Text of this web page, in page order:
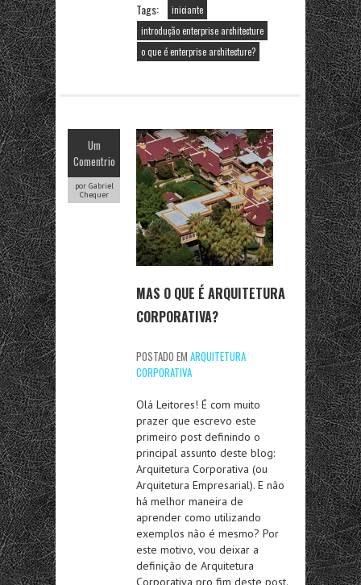
Tags:
iniciante
introdução enterprise architecture
o que é enterprise architecture?
Um
Comentrio
por Gabriel
Chequer
MAS O QUE É ARQUITETURA
CORPORATIVA?
POSTADO EM ARQUITETURA
CORPORATIVA
Olá Leitores! É com muito
prazer que escrevo este
primeiro post definindo o
principal assunto deste blog:
Arquitetura Corporativa (ou
Arquitetura Empresarial). E não
há melhor maneira de
aprender como utilizando
exemplos não é mesmo? Por
este motivo, vou deixar a
definição de Arquitetura
Corporativa pro fim deste post.